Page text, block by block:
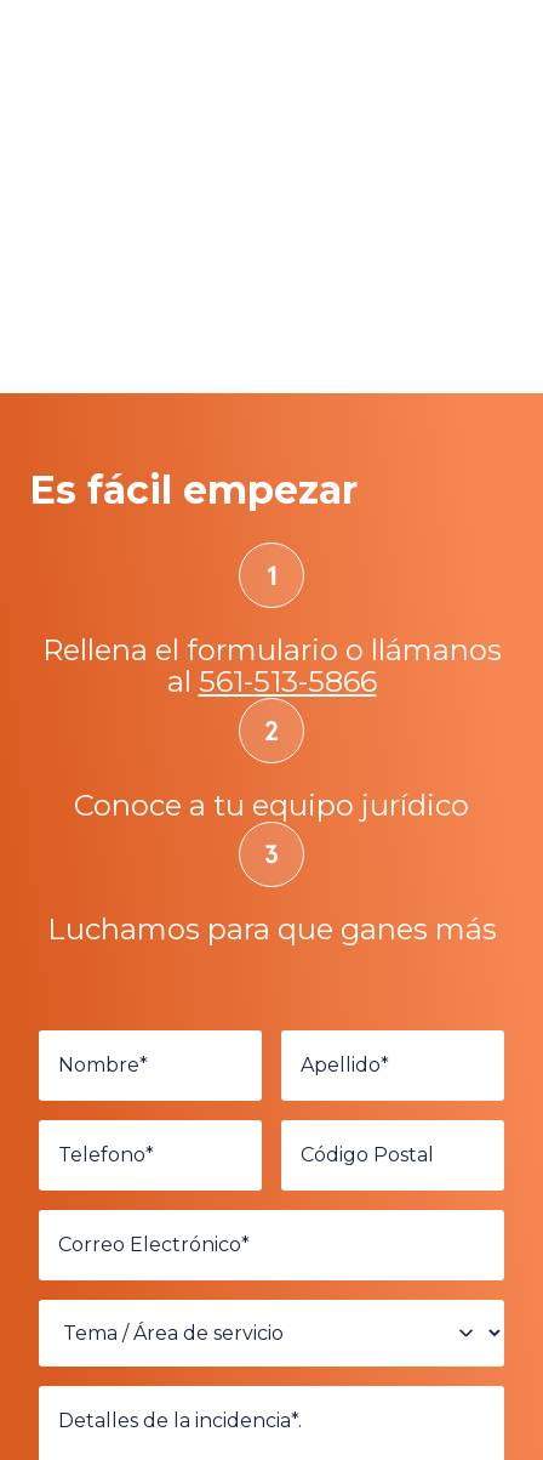
Es fácil empezar
Rellena el formulario o llámanos
al 561-513-5866
Conoce a tu equipo jurídico
Luchamos para que ganes más